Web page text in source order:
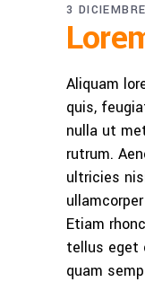
3
Aliquam
quis,
nulla ut
rutrum.
ultricies
Etiam
tellus eget
quam